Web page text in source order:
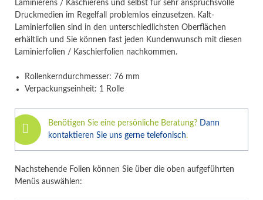
Laminierens / Kaschierens und selbst für sehr anspruchsvolle
Druckmedien im Regelfall problemlos einzusetzen. Kalt-
Laminierfolien sind in den unterschiedlichsten Oberflächen
erhältlich und Sie können fast jeden Kundenwunsch mit diesen
Laminierfolien / Kaschierfolien nachkommen.
Rollenkerndurchmesser: 76 mm
Verpackungseinheit: 1 Rolle
Benötigen Sie eine persönliche Beratung? Dann
kontaktieren Sie uns gerne telefonisch.
Nachstehende Folien können Sie über die oben aufgeführten
Menüs auswählen: